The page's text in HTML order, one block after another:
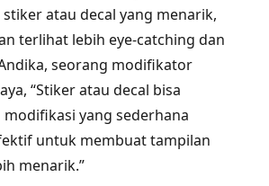
atau decal yang menarik,
terlihat lebih eye-catching dan
seorang modifikator
“Stiker atau decal bisa
yang sederhana
untuk membuat tampilan
menarik.”